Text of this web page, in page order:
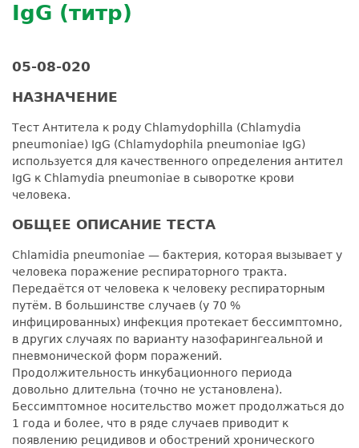
IgG (титр)
05-08-020
НАЗНАЧЕНИЕ
Тест Антитела к роду Chlamydophilla (Chlamydia
pneumoniae) IgG (Chlamydophila pneumoniae IgG)
используется для качественного определения антител
IgG к Chlamydia pneumoniae в сыворотке крови
человека.
ОБЩЕЕ ОПИСАНИЕ ТЕСТА
Chlamidia pneumoniae — бактерия, которая вызывает у
человека поражение респираторного тракта.
Передаётся от человека к человеку респираторным
путём. В большинстве случаев (у 70 %
инфицированных) инфекция протекает бессимптомно,
в других случаях по варианту назофарингеальной и
пневмонической форм поражений.
Продолжительность инкубационного периода
довольно длительна (точно не установлена).
Бессимптомное носительство может продолжаться до
1 года и более, что в ряде случаев приводит к
появлению рецидивов и обострений хронического